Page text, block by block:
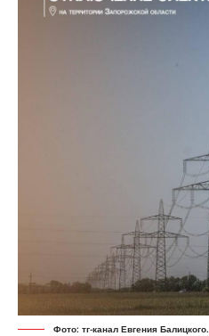
Фото: тг-канал Евгения Балицкого.